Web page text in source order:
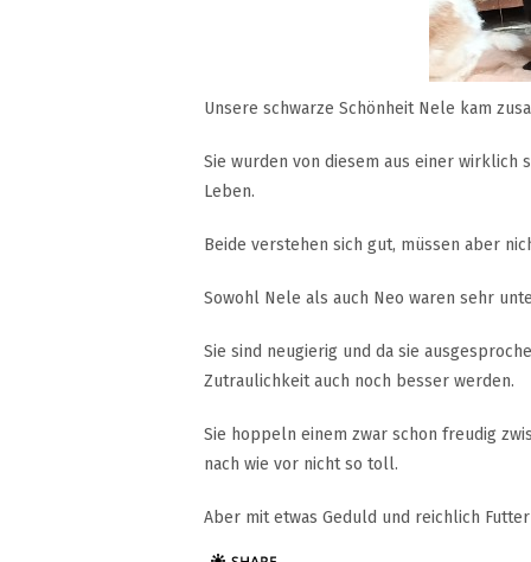
Unsere schwarze Schönheit Nele kam
Sie wurden von diesem aus einer
Leben.
Beide verstehen sich gut, müssen aber
Sowohl Nele als auch Neo waren sehr
Sie sind neugierig und da sie
Zutraulichkeit auch noch besser werden.
Sie hoppeln einem zwar schon freudig
nach wie vor nicht so toll.
Aber mit etwas Geduld und reichlich